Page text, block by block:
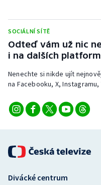
SOCIÁLNÍ SÍTĚ
Odteď vám už nic
i na dalších
Nenechte si nikde ujít
na Facebooku, X,
Divácké centrum